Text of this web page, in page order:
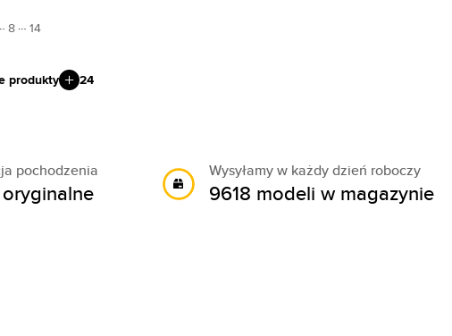
8 … 14
produkty 24
pochodzenia Wysyłamy w każdy dzień roboczy
9618 modeli w magazynie